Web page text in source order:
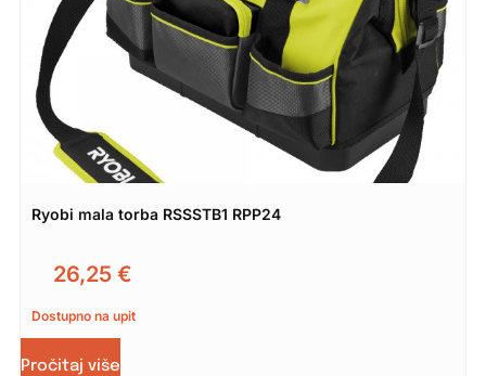
Ryobi mala torba RSSSTB1 RPP24
26,25 €
Dostupno na upit
Pročitaj više